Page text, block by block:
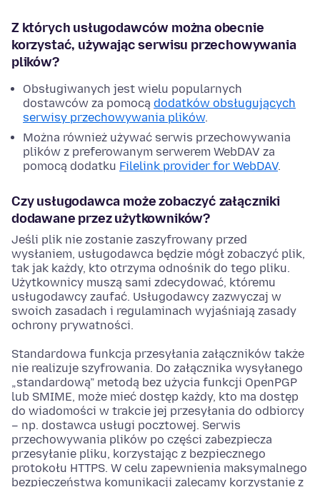
Z których usługodawców można obecnie
korzystać, używając serwisu przechowywania
plików?
Obsługiwanych jest wielu popularnych
dostawców za pomocą dodatków obsługujących
serwisy przechowywania plików.
Można również używać serwis przechowywania
plików z preferowanym serwerem WebDAV za
pomocą dodatku Filelink provider for WebDAV.
Czy usługodawca może zobaczyć załączniki
dodawane przez użytkowników?
Jeśli plik nie zostanie zaszyfrowany przed
wysłaniem, usługodawca będzie mógł zobaczyć plik,
tak jak każdy, kto otrzyma odnośnik do tego pliku.
Użytkownicy muszą sami zdecydować, któremu
usługodawcy zaufać. Usługodawcy zazwyczaj w
swoich zasadach i regulaminach wyjaśniają zasady
ochrony prywatności.
Standardowa funkcja przesyłania załączników także
nie realizuje szyfrowania. Do załącznika wysyłanego
„standardową” metodą bez użycia funkcji OpenPGP
lub SMIME, może mieć dostęp każdy, kto ma dostęp
do wiadomości w trakcie jej przesyłania do odbiorcy
– np. dostawca usługi pocztowej. Serwis
przechowywania plików po części zabezpiecza
przesyłanie pliku, korzystając z bezpiecznego
protokołu HTTPS. W celu zapewnienia maksymalnego
bezpieczeństwa komunikacji zalecamy korzystanie z